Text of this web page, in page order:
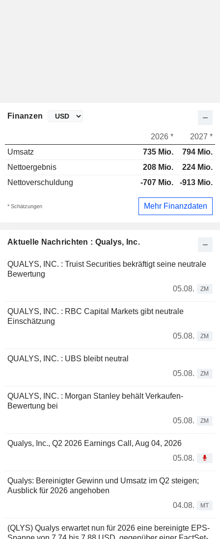
Aktuelle Nachrichten : Qualys, Inc.
QUALYS, INC. : Truist Securities bekräftigt seine neutrale
Bewertung
05.08.
ZM
QUALYS, INC. : RBC Capital Markets gibt neutrale
Einschätzung
05.08.
ZM
QUALYS, INC. : UBS bleibt neutral
05.08.
ZM
QUALYS, INC. : Morgan Stanley behält Verkaufen-
Bewertung bei
05.08.
ZM
Qualys, Inc., Q2 2026 Earnings Call, Aug 04, 2026
05.08.
Qualys: Bereinigter Gewinn und Umsatz im Q2 steigen;
Ausblick für 2026 angehoben
04.08.
MT
(QLYS) Qualys erwartet nun für 2026 eine bereinigte EPS-
Finanzen
2026 *
2027 *
Umsatz
735 Mio.
794 Mio.
Nettoergebnis
208 Mio.
224 Mio.
Nettoverschuldung
-707 Mio. -913 Mio.
* Schätzungen Mehr Finanzdaten